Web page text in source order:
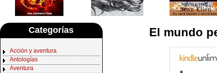
Categorías
Acción y aventura
Antologías
Aventura
El mundo